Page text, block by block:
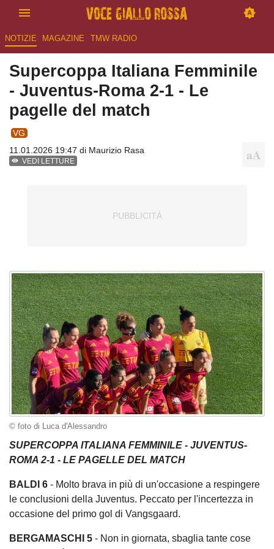
NOTIZIE MAGAZINE TMW RADIO
Supercoppa Italiana Femminile
- Juventus-Roma 2-1 - Le
pagelle del match
VG
11.01.2026 19:47 di Maurizio Rasa
VEDI LETTURE
© foto di Luca d'Alessandro
SUPERCOPPA ITALIANA FEMMINILE - JUVENTUS-
ROMA 2-1 - LE PAGELLE DEL MATCH
BALDI 6 - Molto brava in più di un'occasione a respingere
le conclusioni della Juventus. Peccato per l'incertezza in
occasione del primo gol di Vangsgaard.
BERGAMASCHI 5 - Non in giornata, sbaglia tante cose